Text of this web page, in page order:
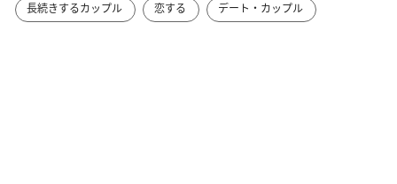
長続きするカップル
恋する デート・カップル